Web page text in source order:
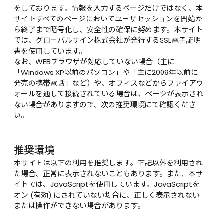
をしております。情報を入力するページだけではなく、本
サイトすべてのページにおいてユーザセッションを開始か
ら終了まで暗号化し、安全性の確保に努めます。本サイト
では、グローバルサイン株式会社が発行するSSL電子証明
書を使用しています。
なお、WEBブラウザが対応していない場合（主に
「Windows XP以前のパソコン」や「主に2009年以前に
発売の携帯電話」など）や、オフィスなどからファイアウ
ォールを通して接続されている場合は、ページが表示され
ない場合がありますので、次の推奨環境にて確認くださ
い。
推奨環境
本サイトは以下の利用を推奨します。下記以外を利用され
た場合、正常に表示されないこともあります。また、本サ
イトでは、JavaScriptを使用しています。JavaScriptを
オン (有効) にされていない場合に、正しく表示されない
または操作ができない場合があります。